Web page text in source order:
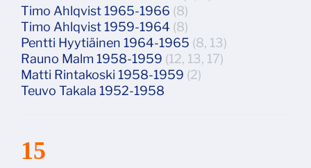
Timo Ahlqvist 1965-1966 (8)
Timo Ahlqvist 1959-1964 (8)
Pentti Hyytiäinen 1964-1965 (8, 13)
Rauno Malm 1958-1959 (12, 13, 17)
Matti Rintakoski 1958-1959 (2)
Teuvo Takala 1952-1958
15